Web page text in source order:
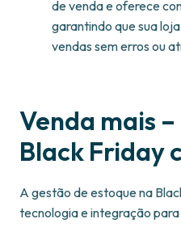
de venda e oferece
garantindo que sua
vendas sem erros ou
Venda mais
Black Friday
A gestão de estoque na
tecnologia e integração